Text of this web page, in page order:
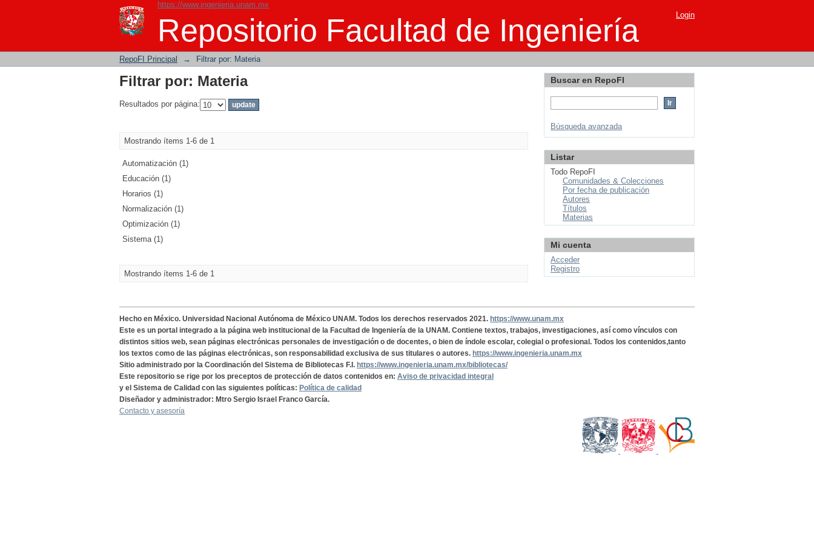
https://www.ingenieria.unam.mx
Repositorio Facultad de Ingeniería
Filtrar por: Materia Login
RepoFI Principal → Filtrar por: Materia
Filtrar por: Materia
Resultados por página:
Mostrando ítems 1-6 de 1
Automatización (1)
Educación (1)
Horarios (1)
Normalización (1)
Optimización (1)
Sistema (1)
Mostrando ítems 1-6 de 1
Buscar en RepoFI
Búsqueda avanzada
Listar
Todo RepoFI
Comunidades & Colecciones
Por fecha de publicación
Autores
Títulos
Materias
Mi cuenta
Acceder
Registro
Hecho en México. Universidad Nacional Autónoma de México UNAM. Todos los derechos reservados 2021. https://www.unam.mx
Este es un portal integrado a la página web institucional de la Facultad de Ingeniería de la UNAM. Contiene textos, trabajos, investigaciones, así como vínculos con
distintos sitios web, sean páginas electrónicas personales de investigación o de docentes, o bien de índole escolar, colegial o profesional. Todos los contenidos,tanto
los textos como de las páginas electrónicas, son responsabilidad exclusiva de sus titulares o autores. https://www.ingenieria.unam.mx
Sitio administrado por la Coordinación del Sistema de Bibliotecas F.I. https://www.ingenieria.unam.mx/bibliotecas/
Este repositorio se rige por los preceptos de protección de datos contenidos en: Aviso de privacidad integral
y el Sistema de Calidad con las siguientes políticas: Política de calidad
Diseñador y administrador: Mtro Sergio Israel Franco García.
Contacto y asesoría